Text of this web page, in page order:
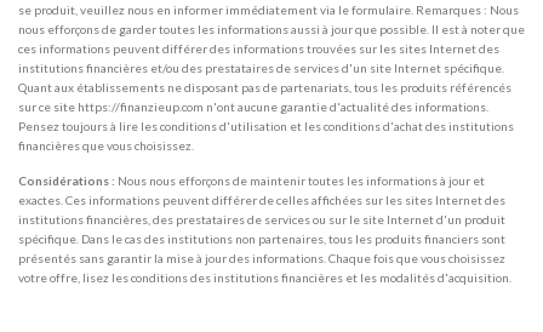
se produit, veuillez nous en informer immédiatement via le formulaire. Remarques : Nous
nous efforçons de garder toutes les informations aussi à jour que possible. Il est à noter que
ces informations peuvent différer des informations trouvées sur les sites Internet des
institutions financières et/ou des prestataires de services d'un site Internet spécifique.
Quant aux établissements ne disposant pas de partenariats, tous les produits référencés
sur ce site https://finanzieup.com n'ont aucune garantie d'actualité des informations.
Pensez toujours à lire les conditions d'utilisation et les conditions d'achat des institutions
financières que vous choisissez.
Considérations : Nous nous efforçons de maintenir toutes les informations à jour et
exactes. Ces informations peuvent différer de celles affichées sur les sites Internet des
institutions financières, des prestataires de services ou sur le site Internet d'un produit
spécifique. Dans le cas des institutions non partenaires, tous les produits financiers sont
présentés sans garantir la mise à jour des informations. Chaque fois que vous choisissez
votre offre, lisez les conditions des institutions financières et les modalités d'acquisition.